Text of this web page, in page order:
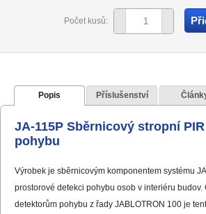
Počet kusů:
Popis Příslušenství
JA-115P Sběrnicový stropní
pohybu
Výrobek je sběrnicovým komponentem systému
prostorové detekci pohybu osob v interiéru budov.
detektorům pohybu z řady JABLOTRON 100 je